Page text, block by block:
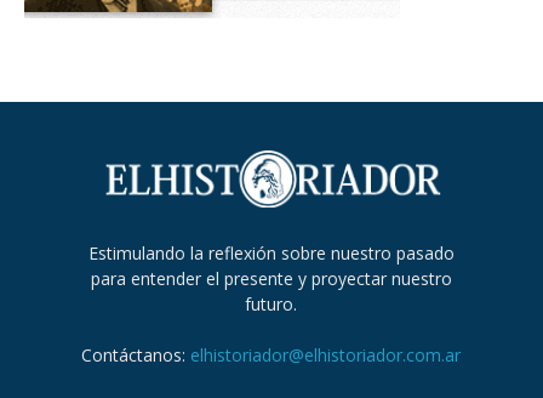
Estimulando la reflexión sobre nuestro pasado
para entender el presente y proyectar nuestro
futuro.
Contáctanos: elhistoriador@elhistoriador.com.ar